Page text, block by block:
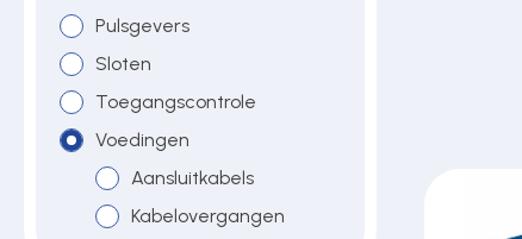
Hekwerkonderdelen
Kluizen
Poortonderdelen
Pulsgevers
Sloten
Toegangscontrole
Voedingen
Aansluitkabels
Kabelovergangen